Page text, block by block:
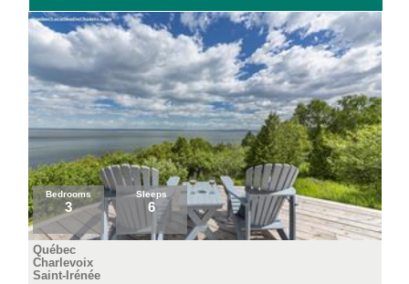
Bedrooms
3
Sleeps
6
Québec
Charlevoix
Saint-Irénée